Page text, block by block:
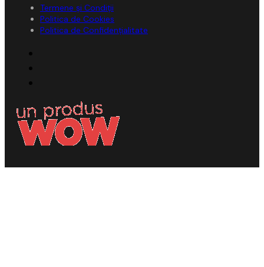
Termene și Condiții
Politica de Cookies
Politica de Confidențialitate